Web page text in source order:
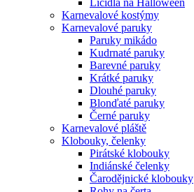
Karnevalové kostýmy
Karnevalové paruky
Paruky mikádo
Kudrnaté paruky
Barevné paruky
Krátké paruky
Dlouhé paruky
Blonďaté paruky
Černé paruky
Karnevalové pláště
Klobouky, čelenky
Pirátské klobouky
Indiánské čelenky
Čarodějnické klobouky